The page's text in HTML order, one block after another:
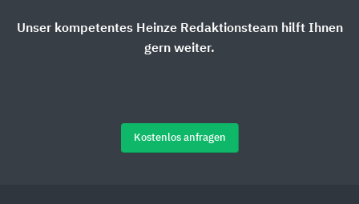
Unser kompetentes Heinze Redaktionsteam hilft Ihnen
gern weiter.
Kostenlos anfragen